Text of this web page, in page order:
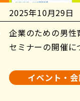
2025年10月29日
企業のための男性
セミナーの開催に
イベント・